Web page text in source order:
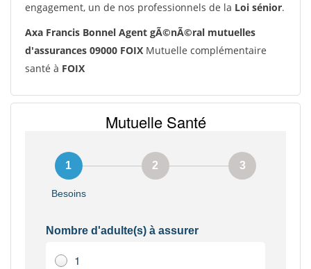
engagement, un de nos professionnels de la Loi sénior.
Axa Francis Bonnel Agent gÃ©nÃ©ral mutuelles
d'assurances 09000 FOIX Mutuelle complémentaire
santé à FOIX